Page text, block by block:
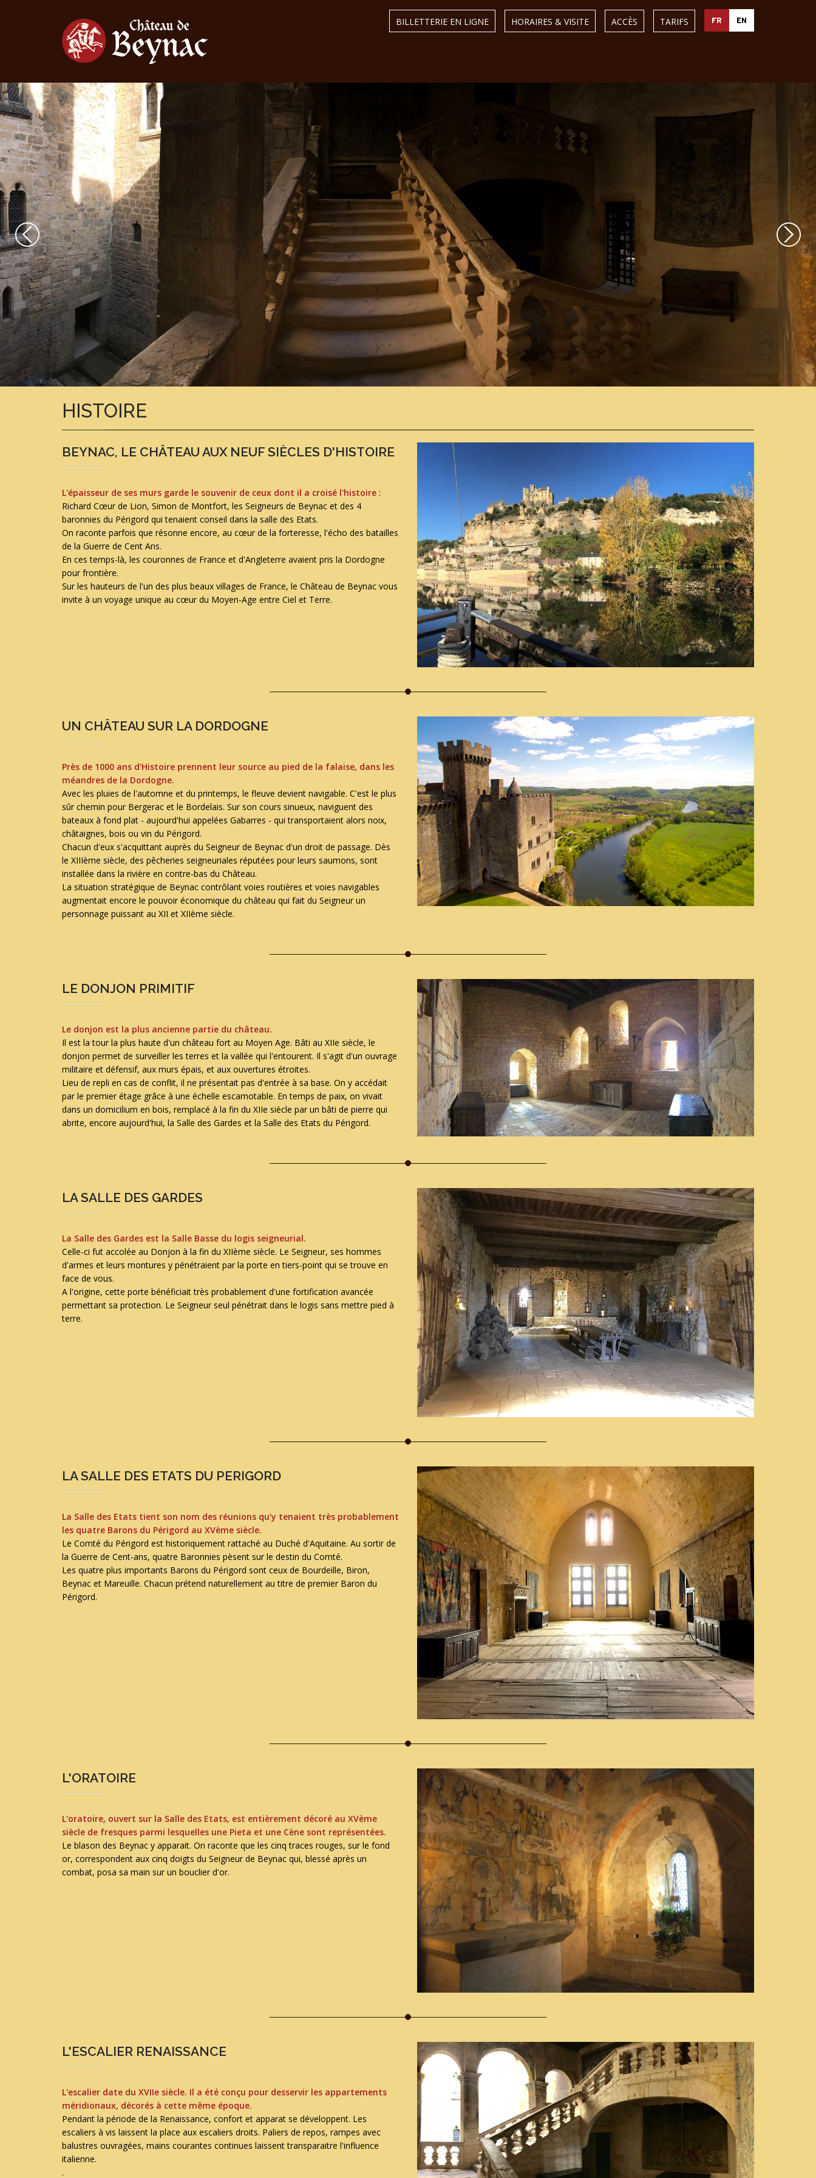
BILLETTERIE EN LIGNE HORAIRES & VISITE ACCÈS TARIFS FR EN
HISTOIRE
BEYNAC, LE CHÂTEAU AUX NEUF SIÈCLES D'HISTOIRE
L'épaisseur de ses murs garde le souvenir de ceux dont il a croisé l'histoire :
Richard Cœur de Lion, Simon de Montfort, les Seigneurs de Beynac et des 4
baronnies du Périgord qui tenaient conseil dans la salle des Etats.
On raconte parfois que résonne encore, au cœur de la forteresse, l'écho des batailles
de la Guerre de Cent Ans.
En ces temps-là, les couronnes de France et d'Angleterre avaient pris la Dordogne
pour frontière.
Sur les hauteurs de l'un des plus beaux villages de France, le Château de Beynac vous
invite à un voyage unique au cœur du Moyen-Age entre Ciel et Terre.
UN CHÂTEAU SUR LA DORDOGNE
Près de 1000 ans d'Histoire prennent leur source au pied de la falaise, dans les
méandres de la Dordogne.
Avec les pluies de l'automne et du printemps, le fleuve devient navigable. C'est le plus
sûr chemin pour Bergerac et le Bordelais. Sur son cours sinueux, naviguent des
bateaux à fond plat - aujourd'hui appelées Gabarres - qui transportaient alors noix,
châtaignes, bois ou vin du Périgord.
Chacun d'eux s'acquittant auprès du Seigneur de Beynac d'un droit de passage. Dès
le XIIIème siècle, des pêcheries seigneuriales réputées pour leurs saumons, sont
installée dans la rivière en contre-bas du Château.
La situation stratégique de Beynac contrôlant voies routières et voies navigables
augmentait encore le pouvoir économique du château qui fait du Seigneur un
personnage puissant au XII et XIIème siècle.
LE DONJON PRIMITIF
Le donjon est la plus ancienne partie du château.
Il est la tour la plus haute d'un château fort au Moyen Age. Bâti au XIIe siècle, le
donjon permet de surveiller les terres et la vallée qui l'entourent. Il s'agit d'un ouvrage
militaire et défensif, aux murs épais, et aux ouvertures étroites.
Lieu de repli en cas de conflit, il ne présentait pas d'entrée à sa base. On y accédait
par le premier étage grâce à une échelle escamotable. En temps de paix, on vivait
dans un domicilium en bois, remplacé à la fin du XIIe siècle par un bâti de pierre qui
abrite, encore aujourd'hui, la Salle des Gardes et la Salle des Etats du Périgord.
LA SALLE DES GARDES
La Salle des Gardes est la Salle Basse du logis seigneurial.
Celle-ci fut accolée au Donjon à la fin du XIIème siècle. Le Seigneur, ses hommes
d'armes et leurs montures y pénétraient par la porte en tiers-point qui se trouve en
face de vous.
A l'origine, cette porte bénéficiait très probablement d'une fortification avancée
permettant sa protection. Le Seigneur seul pénétrait dans le logis sans mettre pied à
terre.
LA SALLE DES ETATS DU PERIGORD
La Salle des Etats tient son nom des réunions qu'y tenaient très probablement
les quatre Barons du Périgord au XVème siècle.
Le Comté du Périgord est historiquement rattaché au Duché d'Aquitaine. Au sortir de
la Guerre de Cent-ans, quatre Baronnies pèsent sur le destin du Comté.
Les quatre plus importants Barons du Périgord sont ceux de Bourdeille, Biron,
Beynac et Mareuille. Chacun prétend naturellement au titre de premier Baron du
Périgord.
L'ORATOIRE
L'oratoire, ouvert sur la Salle des Etats, est entièrement décoré au XVème
siècle de fresques parmi lesquelles une Pieta et une Cène sont représentées.
Le blason des Beynac y apparait. On raconte que les cinq traces rouges, sur le fond
or, correspondent aux cinq doigts du Seigneur de Beynac qui, blessé après un
combat, posa sa main sur un bouclier d'or.
L'ESCALIER RENAISSANCE
L'escalier date du XVIIe siècle. Il a été conçu pour desservir les appartements
méridionaux, décorés à cette même époque.
Pendant la période de la Renaissance, confort et apparat se développent. Les
escaliers à vis laissent la place aux escaliers droits. Paliers de repos, rampes avec
balustres ouvragées, mains courantes continues laissent transparaitre l'influence
italienne.
.